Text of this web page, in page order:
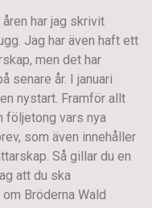
har jag skrivit
Jag har även haft ett
men det har
senare år. I januari
nystart. Framför allt
följetong vars nya
som även innehåller
Så gillar du en
att du ska
Bröderna Wald